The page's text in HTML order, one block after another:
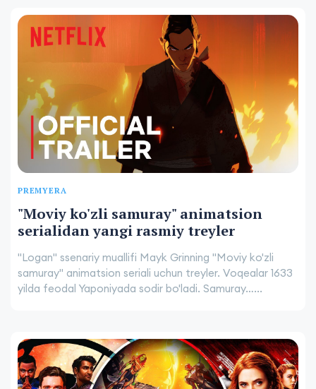
PREMYERA
"Moviy ko'zli samuray" animatsion
serialidan yangi rasmiy treyler
"Logan" ssenariy muallifi Mayk Grinning "Moviy ko'zli
samuray" animatsion seriali uchun treyler. Voqealar 1633
yilda feodal Yaponiyada sodir bo'ladi. Samuray…...